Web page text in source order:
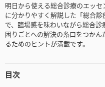
明日から使える総合診療のエッ
に分かりやすく解説した「総合
で、臨場感を味わいながら総合
困りごとへの解決の糸口をつか
るためのヒントが満載です。
目次